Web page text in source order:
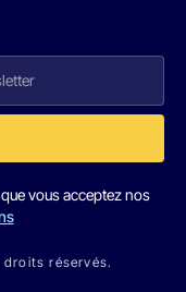
vous acceptez nos
réservés.